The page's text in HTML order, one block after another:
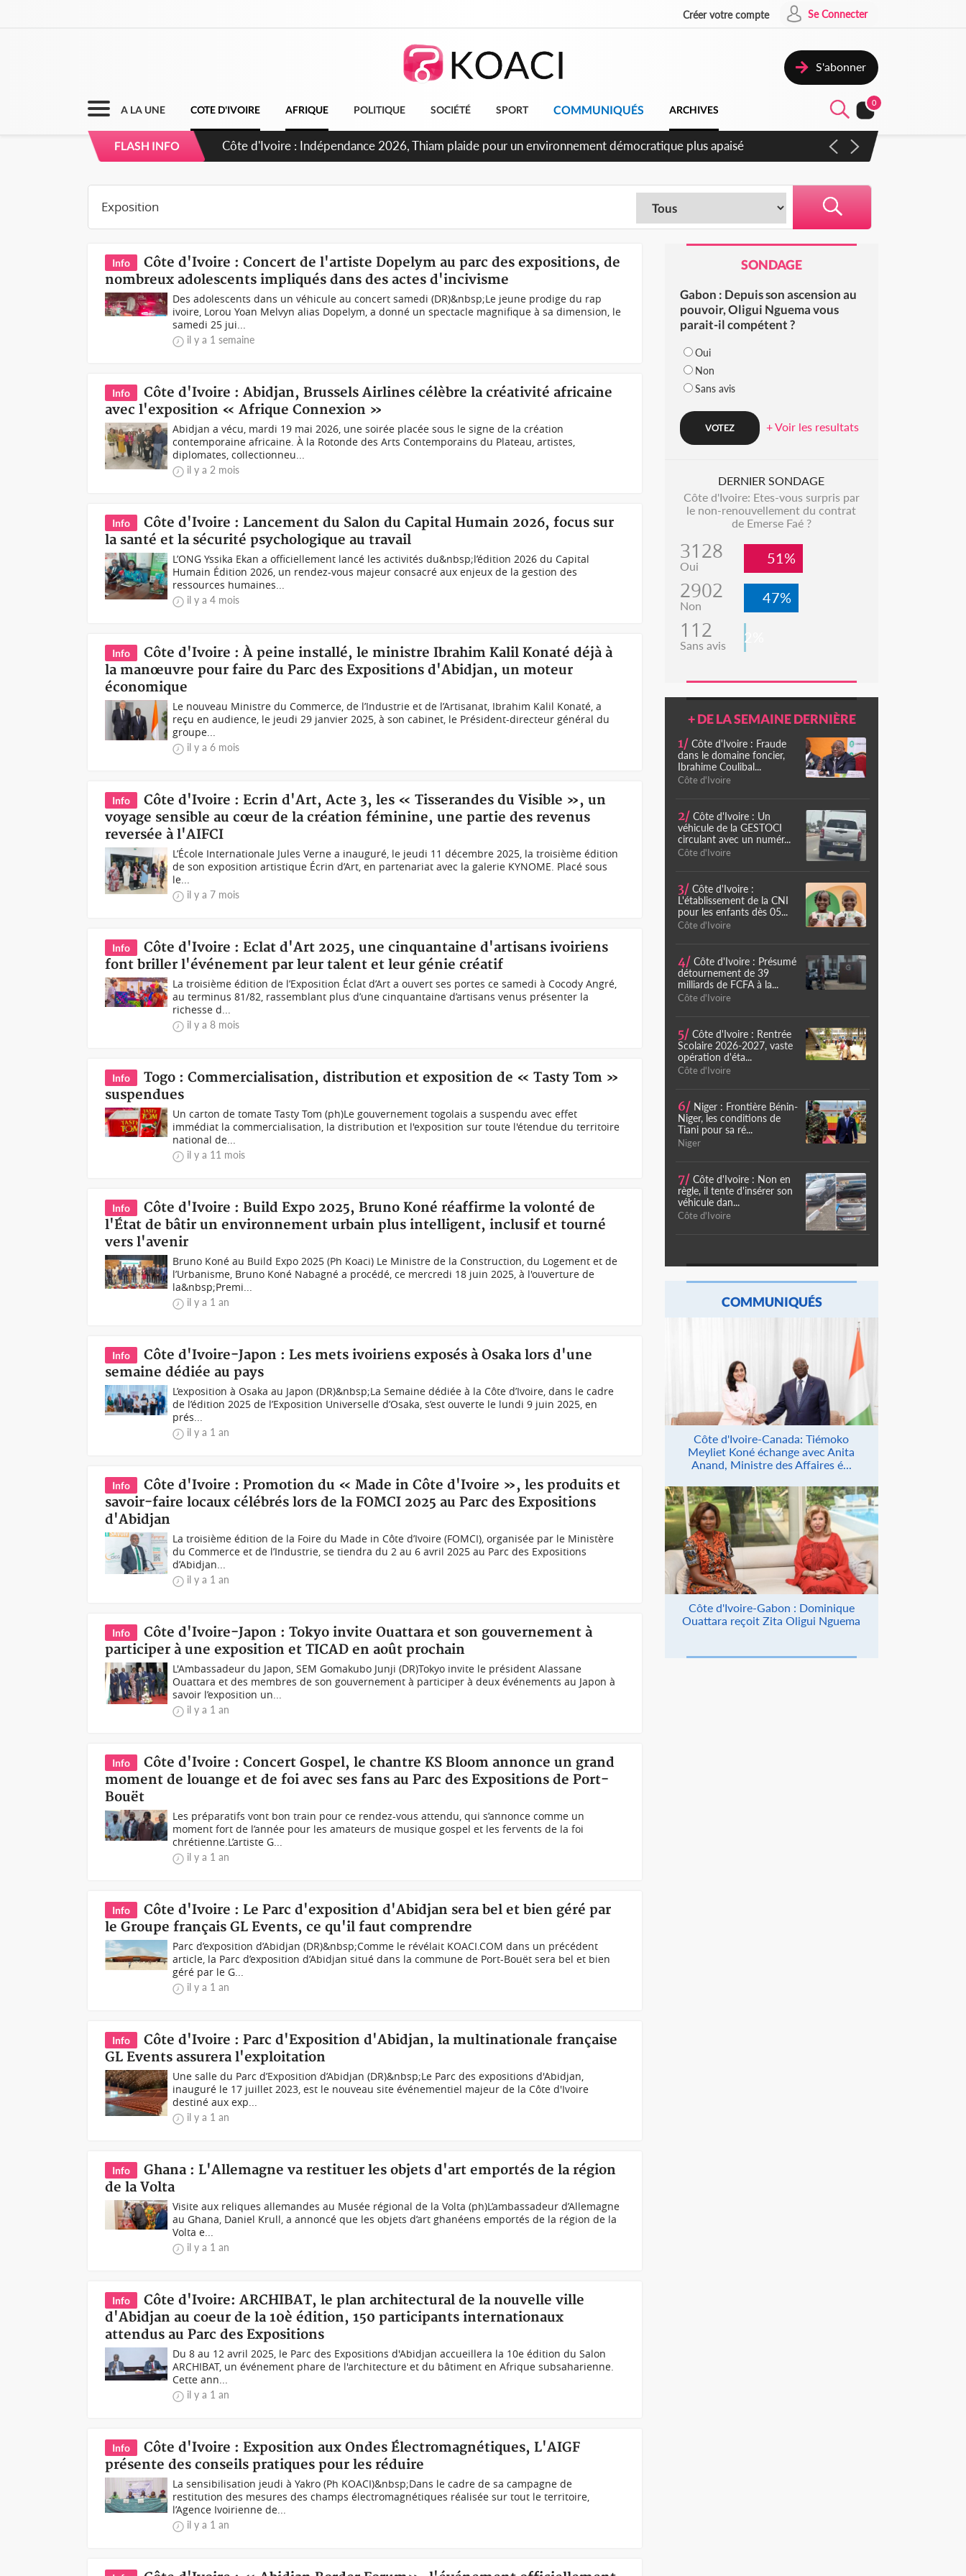
Créer votre compte Se Connecter
S'abonner
A LA UNE COTE D'IVOIRE AFRIQUE POLITIQUE SOCIÉTÉ SPORT COMMUNIQUÉS ARCHIVES
0
FLASH INFO Côte d'Ivoire : Concours INFAS 2026, les convocations seront disponibles à compter du samedi
Info
Côte d'Ivoire : Concert de l'artiste Dopelym au parc des expositions, de
nombreux adolescents impliqués dans des actes d'incivisme
Des adolescents dans un véhicule au concert samedi (DR)&nbsp;Le jeune prodige du rap
ivoire, Lorou Yoan Melvyn alias Dopelym, a donné un spectacle magnifique à sa dimension, le
samedi 25 jui...
il y a 1 semaine
Info
Côte d'Ivoire : Abidjan, Brussels Airlines célèbre la créativité africaine
avec l'exposition « Afrique Connexion »
Abidjan a vécu, mardi 19 mai 2026, une soirée placée sous le signe de la création
contemporaine africaine. À la Rotonde des Arts Contemporains du Plateau, artistes,
diplomates, collectionneu...
il y a 2 mois
Info
Côte d'Ivoire : Lancement du Salon du Capital Humain 2026, focus sur
la santé et la sécurité psychologique au travail
L’ONG Yssika Ekan a officiellement lancé les activités du&nbsp;l’édition 2026 du Capital
Humain Édition 2026, un rendez-vous majeur consacré aux enjeux de la gestion des
ressources humaines...
il y a 4 mois
Info
Côte d'Ivoire : À peine installé, le ministre Ibrahim Kalil Konaté déjà à
la manœuvre pour faire du Parc des Expositions d'Abidjan, un moteur
économique
Le nouveau Ministre du Commerce, de l’Industrie et de l’Artisanat, Ibrahim Kalil Konaté, a
reçu en audience, le jeudi 29 janvier 2025, à son cabinet, le Président-directeur général du
groupe...
il y a 6 mois
Info
Côte d'Ivoire : Ecrin d'Art, Acte 3, les « Tisserandes du Visible », un
voyage sensible au cœur de la création féminine, une partie des revenus
reversée à l'AIFCI
L’École Internationale Jules Verne a inauguré, le jeudi 11 décembre 2025, la troisième édition
de son exposition artistique Écrin d’Art, en partenariat avec la galerie KYNOME. Placé sous
le...
il y a 7 mois
Info
Côte d'Ivoire : Eclat d'Art 2025, une cinquantaine d'artisans ivoiriens
font briller l'événement par leur talent et leur génie créatif
La troisième édition de l’Exposition Éclat d’Art a ouvert ses portes ce samedi à Cocody Angré,
au terminus 81/82, rassemblant plus d’une cinquantaine d’artisans venus présenter la
richesse d...
il y a 8 mois
Info
Togo : Commercialisation, distribution et exposition de « Tasty Tom »
suspendues
Un carton de tomate Tasty Tom (ph)Le gouvernement togolais a suspendu avec effet
immédiat la commercialisation, la distribution et l'exposition sur toute l'étendue du territoire
national de...
il y a 11 mois
Info
Côte d'Ivoire : Build Expo 2025, Bruno Koné réaffirme la volonté de
l'État de bâtir un environnement urbain plus intelligent, inclusif et tourné
vers l'avenir
Bruno Koné au Build Expo 2025 (Ph Koaci) Le Ministre de la Construction, du Logement et de
l’Urbanisme, Bruno Koné Nabagné a procédé, ce mercredi 18 juin 2025, à l'ouverture de
la&nbsp;Premi...
il y a 1 an
Info
Côte d'Ivoire-Japon : Les mets ivoiriens exposés à Osaka lors d'une
semaine dédiée au pays
L’exposition à Osaka au Japon (DR)&nbsp;La Semaine dédiée à la Côte d’Ivoire, dans le cadre
de l’édition 2025 de l’Exposition Universelle d’Osaka, s’est ouverte le lundi 9 juin 2025, en
prés...
il y a 1 an
Info
Côte d'Ivoire : Promotion du « Made in Côte d'Ivoire », les produits et
savoir-faire locaux célébrés lors de la FOMCI 2025 au Parc des Expositions
d'Abidjan
La troisième édition de la Foire du Made in Côte d’Ivoire (FOMCI), organisée par le Ministère
du Commerce et de l’Industrie, se tiendra du 2 au 6 avril 2025 au Parc des Expositions
d’Abidjan...
il y a 1 an
Info
Côte d'Ivoire-Japon : Tokyo invite Ouattara et son gouvernement à
participer à une exposition et TICAD en août prochain
L'Ambassadeur du Japon, SEM Gomakubo Junji (DR)Tokyo invite le président Alassane
Ouattara et des membres de son gouvernement à participer à deux événements au Japon à
savoir l’exposition un...
il y a 1 an
Info
Côte d'Ivoire : Concert Gospel, le chantre KS Bloom annonce un grand
moment de louange et de foi avec ses fans au Parc des Expositions de Port-
Bouët
Les préparatifs vont bon train pour ce rendez-vous attendu, qui s’annonce comme un
moment fort de l’année pour les amateurs de musique gospel et les fervents de la foi
chrétienne.L’artiste G...
il y a 1 an
Info
Côte d'Ivoire : Le Parc d'exposition d'Abidjan sera bel et bien géré par
le Groupe français GL Events, ce qu'il faut comprendre
Parc d’exposition d’Abidjan (DR)&nbsp;Comme le révélait KOACI.COM dans un précédent
article, la Parc d’exposition d’Abidjan situé dans la commune de Port-Bouët sera bel et bien
géré par le G...
il y a 1 an
Info
Côte d'Ivoire : Parc d'Exposition d'Abidjan, la multinationale française
GL Events assurera l'exploitation
Une salle du Parc d’Exposition d’Abidjan (DR)&nbsp;Le Parc des expositions d'Abidjan,
inauguré le 17 juillet 2023, est le nouveau site événementiel majeur de la Côte d'Ivoire
destiné aux exp...
il y a 1 an
Info
Ghana : L'Allemagne va restituer les objets d'art emportés de la région
de la Volta
Visite aux reliques allemandes au Musée régional de la Volta (ph)L’ambassadeur d’Allemagne
au Ghana, Daniel Krull, a annoncé que les objets d’art ghanéens emportés de la région de la
Volta e...
il y a 1 an
Info
Côte d'Ivoire: ARCHIBAT, le plan architectural de la nouvelle ville
d'Abidjan au coeur de la 10è édition, 150 participants internationaux
attendus au Parc des Expositions
Du 8 au 12 avril 2025, le Parc des Expositions d'Abidjan accueillera la 10e édition du Salon
ARCHIBAT, un événement phare de l'architecture et du bâtiment en Afrique subsaharienne.
Cette ann...
il y a 1 an
Info
Côte d'Ivoire : Exposition aux Ondes Électromagnétiques, L'AIGF
présente des conseils pratiques pour les réduire
La sensibilisation jeudi à Yakro (Ph KOACI)&nbsp;Dans le cadre de sa campagne de
restitution des mesures des champs électromagnétiques réalisée sur tout le territoire,
l’Agence Ivoirienne de...
il y a 1 an
SONDAGE
Gabon : Depuis son ascension au
pouvoir, Oligui Nguema vous
parait-il compétent ?
Oui
Non
Sans avis
+ Voir les resultats
DERNIER SONDAGE
Côte d'Ivoire: Etes-vous surpris par
le non-renouvellement du contrat
de Emerse Faé ?
3128
Oui 51%
2902
Non 47%
112
Sans avis 2%
+ DE LA SEMAINE DERNIÈRE
1/ Côte d'Ivoire : Fraude
dans le domaine foncier,
Ibrahime Coulibal...
Côte d'Ivoire
2/ Côte d'Ivoire : Un
véhicule de la GESTOCI
circulant avec un numér...
Côte d'Ivoire
3/ Côte d'Ivoire :
L'établissement de la CNI
pour les enfants dès 05...
Côte d'Ivoire
4/ Côte d'Ivoire : Présumé
détournement de 39
milliards de FCFA à la...
Côte d'Ivoire
5/ Côte d'Ivoire : Rentrée
Scolaire 2026-2027, vaste
opération d'éta...
Côte d'Ivoire
6/ Niger : Frontière Bénin-
Niger, les conditions de
Tiani pour sa ré...
Niger
7/ Côte d'Ivoire : Non en
règle, il tente d'insérer son
véhicule dan...
Côte d'Ivoire
COMMUNIQUÉS
Côte d'Ivoire-Canada: Tiémoko
Meyliet Koné échange avec Anita
Anand, Ministre des Affaires é...
Côte d'Ivoire-Gabon : Dominique
Ouattara reçoit Zita Oligui Nguema